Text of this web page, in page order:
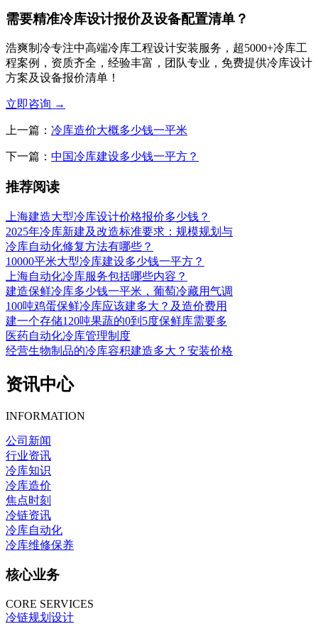
需要精准冷库设计报价及设备配置清单？
浩爽制冷专注中高端冷库工程设计安装服务，超5000+冷库工
程案例，资质齐全，经验丰富，团队专业，免费提供冷库设计
方案及设备报价清单！
立即咨询 →
上一篇： 冷库造价大概多少钱一平米
下一篇： 中国冷库建设多少钱一平方？
推荐阅读
上海建造大型冷库设计价格报价多少钱？
2025年冷库新建及改造标准要求：规模规划与
冷库自动化修复方法有哪些？
10000平米大型冷库建设多少钱一平方？
上海自动化冷库服务包括哪些内容？
建造保鲜冷库多少钱一平米，葡萄冷藏用气调
100吨鸡蛋保鲜冷库应该建多大？及造价费用
建一个存储120吨果蔬的0到5度保鲜库需要多
医药自动化冷库管理制度
经营生物制品的冷库容积建造多大？安装价格
资讯中心
INFORMATION
公司新闻
行业资讯
冷库知识
冷库造价
焦点时刻
冷链资讯
冷库自动化
冷库维修保养
核心业务
CORE SERVICES
冷链规划设计